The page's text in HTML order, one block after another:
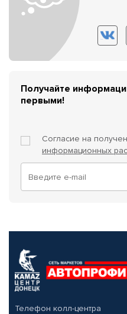
Получайте
первыми!
Согласие на
информационных
Телефон колл-центра